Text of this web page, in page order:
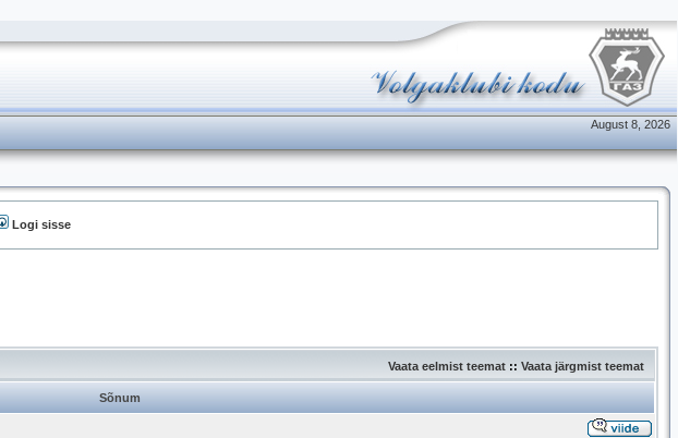
August 8, 2026
Logi sisse
Vaata eelmist teemat :: Vaata järgmist teemat
Sõnum